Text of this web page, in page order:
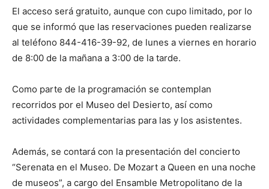
El acceso será gratuito, aunque con cupo limitado, por lo
que se informó que las reservaciones pueden realizarse
al teléfono 844-416-39-92, de lunes a viernes en horario
de 8:00 de la mañana a 3:00 de la tarde.
Como parte de la programación se contemplan
recorridos por el Museo del Desierto, así como
actividades complementarias para las y los asistentes.
Además, se contará con la presentación del concierto
“Serenata en el Museo. De Mozart a Queen en una noche
de museos”, a cargo del Ensamble Metropolitano de la